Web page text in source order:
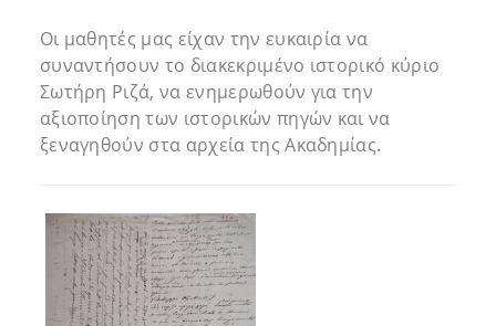
Οι μαθητές μας είχαν την ευκαιρία να
συναντήσουν το διακεκριμένο ιστορικό κύριο
Σωτήρη Ριζά, να ενημερωθούν για την
αξιοποίηση των ιστορικών πηγών και να
ξεναγηθούν στα αρχεία της Ακαδημίας.